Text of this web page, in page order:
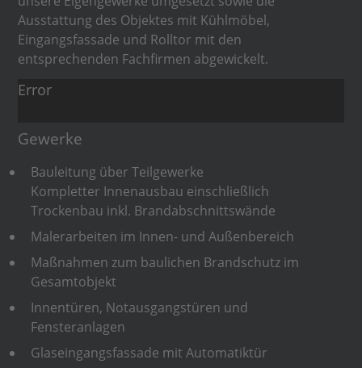
Ausstattung des Objektes mit Kühlmöbel,
Eingangsfassade und Rolltor mit den
entsprechenden Fachfirmen abgewickelt.
Error
Gewerke
Bauleitung über Teilgewerke
Kompletter Innenausbau einschließlich
Trockenbau inkl. Brandabschnittswände
Malerarbeiten im Innen- und Außenbereich
Maßnahmen zum baulichen Brandschutz im
Gesamtobjekt
Innentüren, Notausgangstüren und
Fensteranlagen
Glaseingangsfassade mit Automatiktür